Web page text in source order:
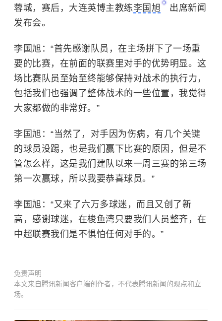
蓉城，赛后，大连英博主教练李国旭
出席新闻
发布会。
李国旭：“首先感谢队员，在主场拼下了一场重
要的比赛，在前面的联赛里对手的优势明显。这
场比赛队员 至始至终能够保持对战术的执行力，
包括我们也强调了整体战术的一些位置，我觉得
大家都做的非常好。”
李国旭：“当然了，对手因为伤病，有几个关键
的球员没踢，也是我们赢下比赛的原因，但是不
管怎么样，这是我们建队以来一周三赛的第三场
第一次赢球，所以我要恭喜球员。”
李国旭：“又来了六万多球迷，而且又创了新
高，感谢球迷，在梭鱼湾只要我们人员整齐，在
中超联赛我们是不惧怕任何对手的。”
免责声明
本文来自腾讯新闻客户端创作者，不代表腾讯新闻的观点和立
场。